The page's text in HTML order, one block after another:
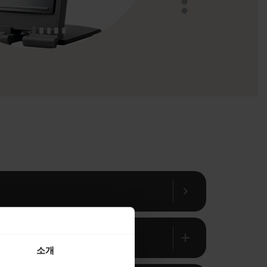
소개
chevron_right
add